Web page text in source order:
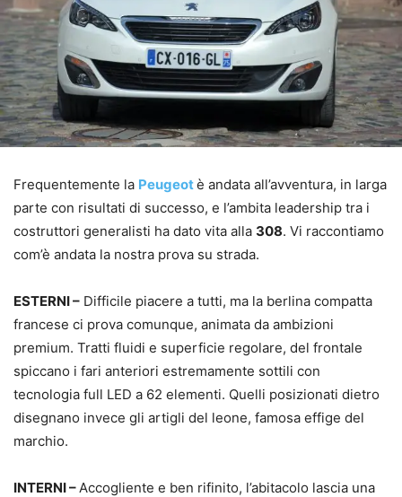
Frequentemente la Peugeotè andata all’avventura, in larga
parte con risultati di successo, e l’ambita leadership tra i
costruttori generalisti ha dato vita alla 308. Vi raccontiamo
com’è andata la nostra prova su strada.
ESTERNI – Difficile piacere a tutti, ma la berlina compatta
francese ci prova comunque, animata da ambizioni
premium. Tratti fluidi e superficie regolare, del frontale
spiccano i fari anteriori estremamente sottili con
tecnologia full LED a 62 elementi. Quelli posizionati dietro
disegnano invece gli artigli del leone, famosa effige del
marchio.
INTERNI – Accogliente e ben rifinito, l’abitacolo lascia una